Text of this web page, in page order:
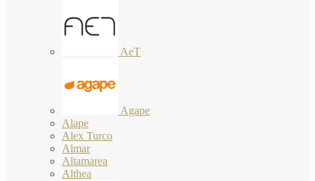
AeT
Agape
Alape
Alex Turco
Almar
Altamarea
Althea